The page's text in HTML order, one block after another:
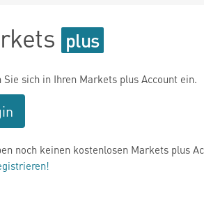
Sie sich in Ihren Markets plus Account ein.
noch keinen kostenlosen Markets plus